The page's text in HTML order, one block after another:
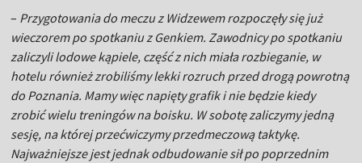
– Przygotowania do meczu z Widzewem rozpoczęły się już
wieczorem po spotkaniu z Genkiem. Zawodnicy po spotkaniu
zaliczyli lodowe kąpiele, część z nich miała rozbieganie, w
hotelu również zrobiliśmy lekki rozruch przed drogą powrotną
do Poznania. Mamy więc napięty grafik i nie będzie kiedy
zrobić wielu treningów na boisku. W sobotę zaliczymy jedną
sesję, na której przećwiczymy przedmeczową taktykę.
Najważniejsze jest jednak odbudowanie sił po poprzednim